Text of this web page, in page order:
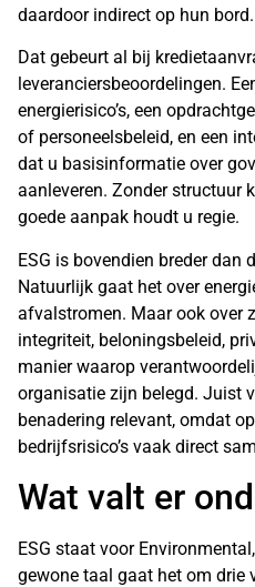
daardoor indirect op hun bord.
Dat gebeurt al bij
leveranciersbeoordelingen.
energierisico’s, een
of personeelsbeleid, en een
dat u basisinformatie over
aanleveren. Zonder structuur
goede aanpak houdt u regie.
ESG is bovendien breder dan
Natuurlijk gaat het over
afvalstromen. Maar ook over
integriteit, beloningsbeleid,
manier waarop
organisatie zijn belegd. Juist
benadering relevant, omdat
bedrijfsrisico’s vaak direct
Wat valt er
ESG staat voor
gewone taal gaat het om drie